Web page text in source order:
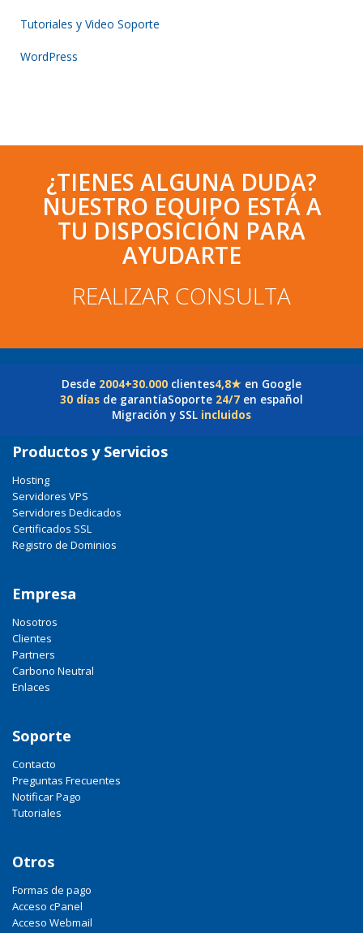
Tutoriales y Video Soporte
WordPress
¿TIENES ALGUNA DUDA?
NUESTRO EQUIPO ESTÁ A
TU DISPOSICIÓN PARA
AYUDARTE
REALIZAR CONSULTA
Desde 2004+30.000 clientes4,8★ en Google
30 días de garantíaSoporte 24/7 en español
Migración y SSL incluidos
Productos y Servicios
Hosting
Servidores VPS
Servidores Dedicados
Certificados SSL
Registro de Dominios
Empresa
Nosotros
Clientes
Partners
Carbono Neutral
Enlaces
Soporte
Contacto
Preguntas Frecuentes
Notificar Pago
Tutoriales
Otros
Formas de pago
Acceso cPanel
Acceso Webmail